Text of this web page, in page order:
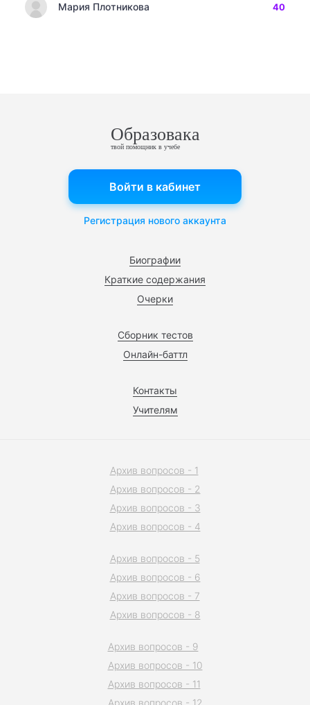
Мария Плотникова 40
Образовака
твой помощник в учебе
Биографии
Краткие содержания
Очерки
Сборник тестов
Онлайн-баттл
Контакты
Учителям
Войти в кабинет
Регистрация нового аккаунта
Архив вопросов - 1
Архив вопросов - 2
Архив вопросов - 3
Архив вопросов - 4
Архив вопросов - 5
Архив вопросов - 6
Архив вопросов - 7
Архив вопросов - 8
Архив вопросов - 9
Архив вопросов - 10
Архив вопросов - 11
Архив вопросов - 12